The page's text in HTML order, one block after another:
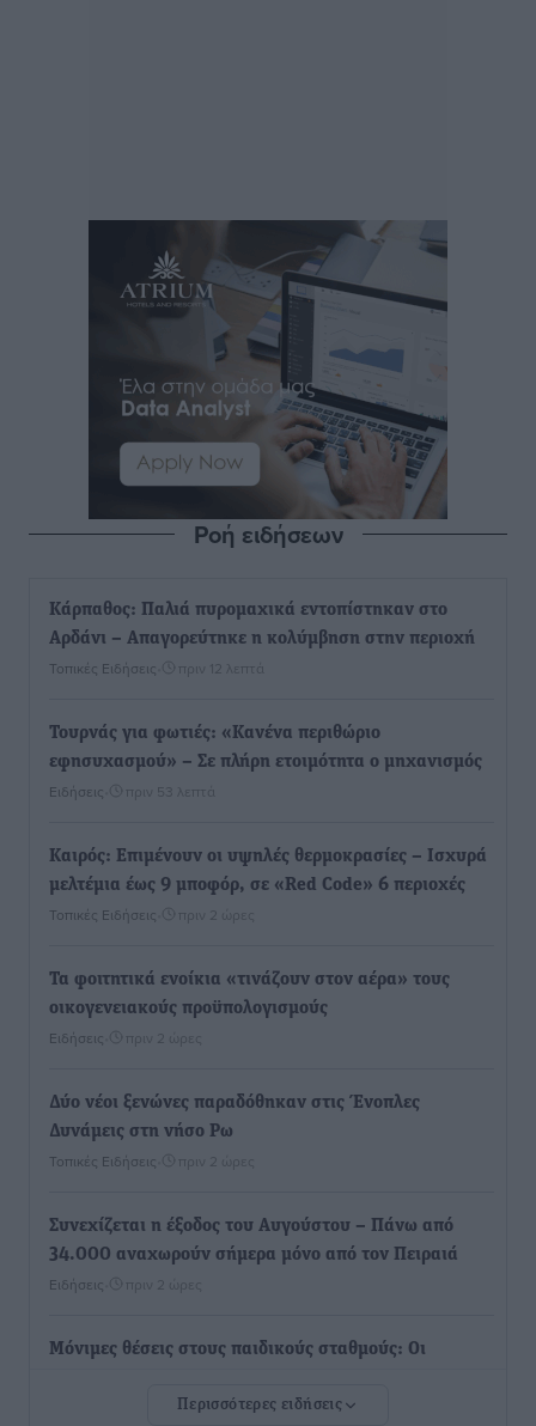
Ροή ειδήσεων
Κάρπαθος: Παλιά πυρομαχικά εντοπίστηκαν στο
Αρδάνι – Απαγορεύτηκε η κολύμβηση στην περιοχή
Τοπικές Ειδήσεις πριν 12 λεπτά
Τουρνάς για φωτιές: «Κανένα περιθώριο
εφησυχασμού» – Σε πλήρη ετοιμότητα ο μηχανισμός
Ειδήσεις πριν 53 λεπτά
Καιρός: Επιμένουν οι υψηλές θερμοκρασίες – Ισχυρά
μελτέμια έως 9 μποφόρ, σε «Red Code» 6 περιοχές
Τοπικές Ειδήσεις πριν 2 ώρες
Τα φοιτητικά ενοίκια «τινάζουν στον αέρα» τους
οικογενειακούς προϋπολογισμούς
Ειδήσεις πριν 2 ώρες
Δύο νέοι ξενώνες παραδόθηκαν στις Ένοπλες
Δυνάμεις στη νήσο Ρω
Τοπικές Ειδήσεις πριν 2 ώρες
Συνεχίζεται η έξοδος του Αυγούστου – Πάνω από
34.000 αναχωρούν σήμερα μόνο από τον Πειραιά
Ειδήσεις πριν 2 ώρες
Μόνιμες θέσεις στους παιδικούς σταθμούς: Οι
για τους δήμουςΠερισσότερες ειδήσεις